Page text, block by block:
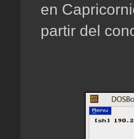
en
partir del